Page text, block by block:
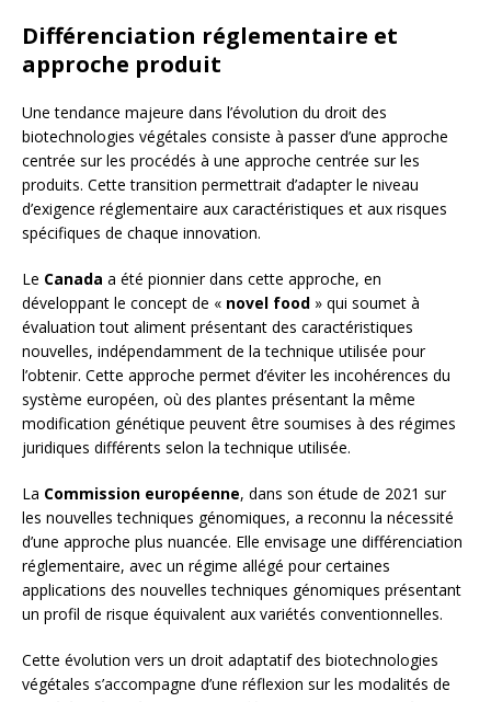
Différenciation réglementaire et
approche produit
Une tendance majeure dans l’évolution du droit des
biotechnologies végétales consiste à passer d’une approche
centrée sur les procédés à une approche centrée sur les
produits. Cette transition permettrait d’adapter le niveau
d’exigence réglementaire aux caractéristiques et aux risques
spécifiques de chaque innovation.
Le Canada a été pionnier dans cette approche, en
développant le concept de « novel food » qui soumet à
évaluation tout aliment présentant des caractéristiques
nouvelles, indépendamment de la technique utilisée pour
l’obtenir. Cette approche permet d’éviter les incohérences du
système européen, où des plantes présentant la même
modification génétique peuvent être soumises à des régimes
juridiques différents selon la technique utilisée.
La Commission européenne, dans son étude de 2021 sur
les nouvelles techniques génomiques, a reconnu la nécessité
d’une approche plus nuancée. Elle envisage une différenciation
réglementaire, avec un régime allégé pour certaines
applications des nouvelles techniques génomiques présentant
un profil de risque équivalent aux variétés conventionnelles.
Cette évolution vers un droit adaptatif des biotechnologies
végétales s’accompagne d’une réflexion sur les modalités de